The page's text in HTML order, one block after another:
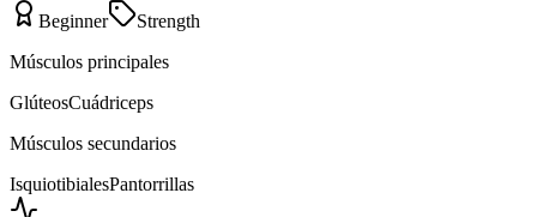
Beginner
Strength
Músculos principales
GlúteosCuádriceps
Músculos secundarios
IsquiotibialesPantorrillas